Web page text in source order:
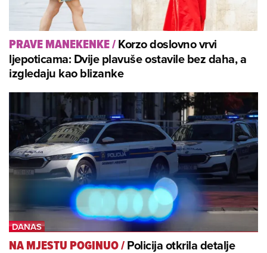
PRAVE MANEKENKE/Korzo doslovno vrvi
ljepoticama: Dvije plavuše ostavile bez daha, a
izgledaju kao blizanke
NA MJESTU POGINUO/Policija otkrila detalje